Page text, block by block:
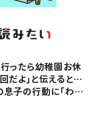
ったら幼稚園お休
回だよ」と伝えると…
子の行動に「わか